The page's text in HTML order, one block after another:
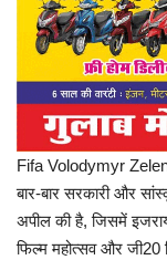
English hindi
Fifa Volodymyr
बार-बार सरकारी और
अपील की है, जिसमें
फिल्म महोत्सव और